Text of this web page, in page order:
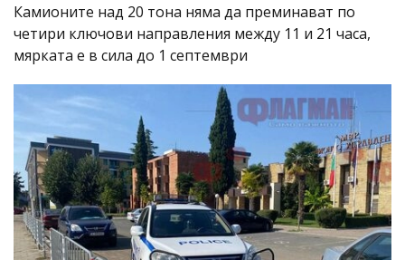
Камионите над 20 тона няма да преминават по
четири ключови направления между 11 и 21 часа,
мярката е в сила до 1 септември